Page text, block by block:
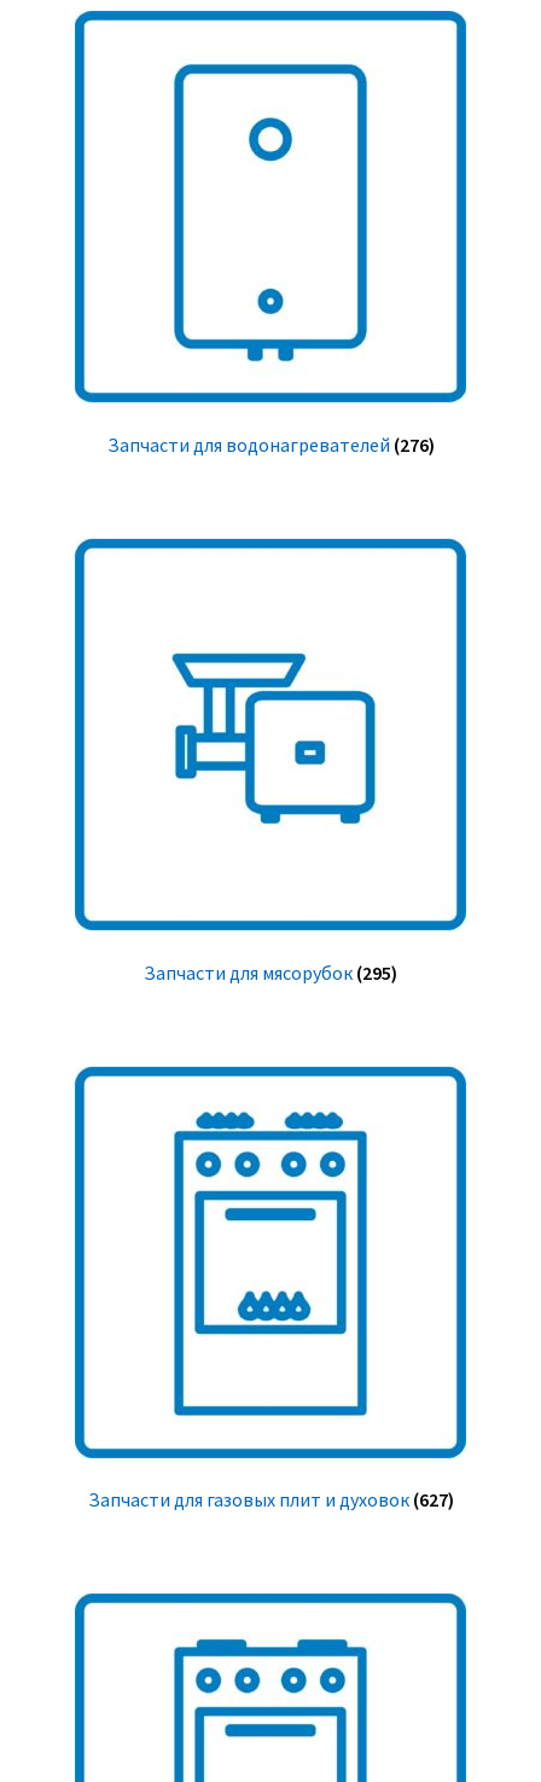
Запчасти для водонагревателей (276)
Запчасти для мясорубок (295)
Запчасти для газовых плит и духовок (627)